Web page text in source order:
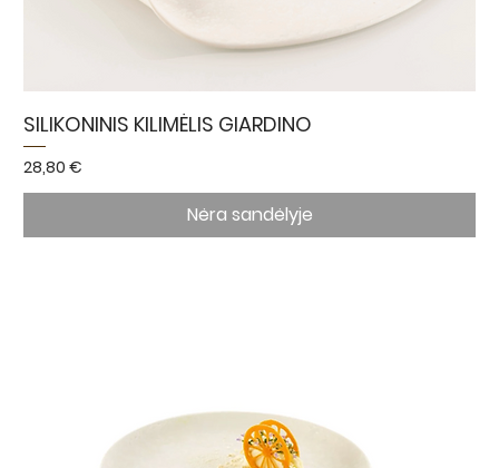
SILIKONINIS KILIMĖLIS GIARDINO
Kaina
28,80 €
Nėra sandėlyje